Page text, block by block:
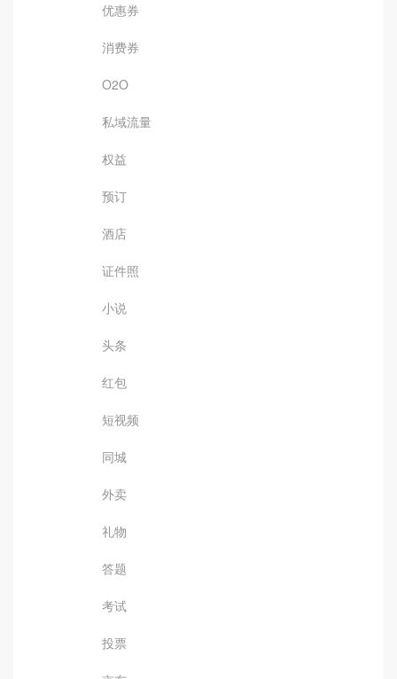
优惠券
消费券
O2O
私域流量
权益
预订
酒店
证件照
小说
头条
红包
短视频
同城
外卖
礼物
答题
考试
投票